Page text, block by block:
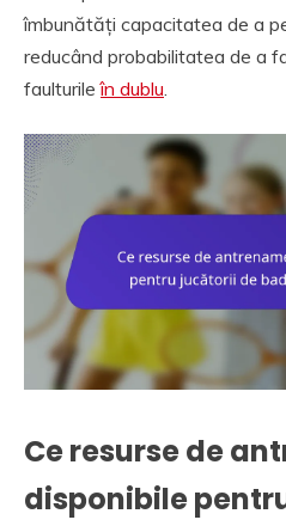
îmbunătăți capacitatea de a
reducând probabilitatea de a
faulturileîn dublu.
Ce resurse de
disponibile